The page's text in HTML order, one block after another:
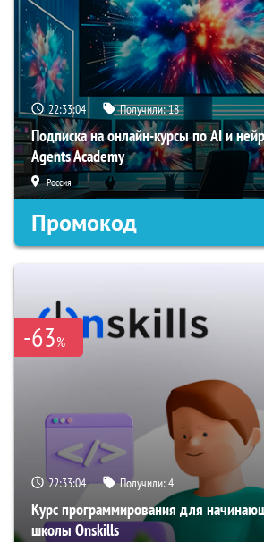
22:33:03 Получили:18
Подписка на онлайн-курсы по AI и
Agents Academy
Россия
Промокод
-63%
22:33:03 Получили:4
Курс программирования для
школы Onskills